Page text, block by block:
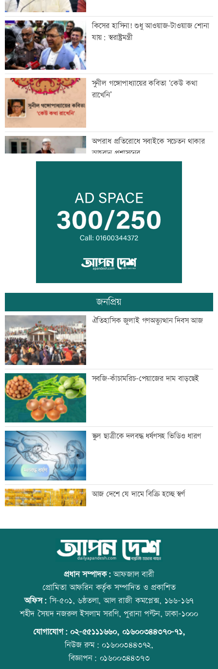
কিসের হাসিনা! শুধু আওয়াজ-টাওয়াজ শোনা
যায়: স্বরাষ্ট্রমন্ত্রী
সুনীল গঙ্গোপাধ্যায়ের কবিতা ‘কেউ কথা
রাখেনি’
অপরাধ প্রতিরোধে সবাইকে সচেতন থাকার
আহবান প্রশাসনের
ব্যতিক্রমী দৃষ্টান্ত স্থাপন করলেন প্রতিমন্ত্রী
সুলতান সালাউদ্দিন
‘বিশ্বাস করতে চাই তিনি ডিসেম্বরে ফিরে
আইনের মুখোমুখি হবেন’
জাপানে টাইফুন ‘ডলফিনে’র তাণ্ডবে ৫০০
ফ্লাইট বাতিল
প্রস্তুতি ম্যাচে তাইজুলের চোট
বাংলাদেশসহ ১৪ দেশের প্রতিরক্ষা জোটে
কমান্ডার নিয়োগ
নোয়াখালীতে ৯৭৯০ ইয়াবাসহ গ্রেফতার ২
তিন হত্যা মামলার আসামি গ্রেফতার
কনটেন্ট ক্রিয়েটর রিপন মিয়া গ্রেফতার
মানবিক মূল্যবোধসম্পন্ন বিচারকের অভাব:
জনপ্রিয়
ঐতিহাসিক জুলাই গণঅভ্যুত্থান দিবস আজ
সবজি-কাঁচামরিচ-পেয়াজের দাম বাড়ছেই
স্কুল ছাত্রীকে দলবদ্ধ ধর্ষণসহ ভিডিও ধারণ
আজ দেশে যে দামে বিক্রি হচ্ছে স্বর্ণ
আজ বিশ্ব বন্ধু দিবস
প্রতিমন্ত্রীকে ঘিরে ভাইরাল ভিডিওতে ছবি
জুড়ে অপপ্রচার: এলিন
প্রধান সম্পাদক:আফজাল বারী
প্রোমিতা আফরিন কর্তৃক সম্পাদিত ও প্রকাশিত
অফিস:সি-৫০১, ৬ষ্ঠতলা, আল রাজী কমপ্লেক্স, ১৬৬-১৬৭
শহীদ সৈয়দ নজরুল ইসলাম সরণি, পুরানা পল্টন, ঢাকা-১০০০
যোগাযোগ: ০২-৫৫১১১৬৬০, ০১৬০০৩৪৪৩৭০-৭১,
নিউজ রুম:০১৬০০৩৪৪৩৭২,
বিজ্ঞাপন: ০১৬০০৩৪৪৩৭৩